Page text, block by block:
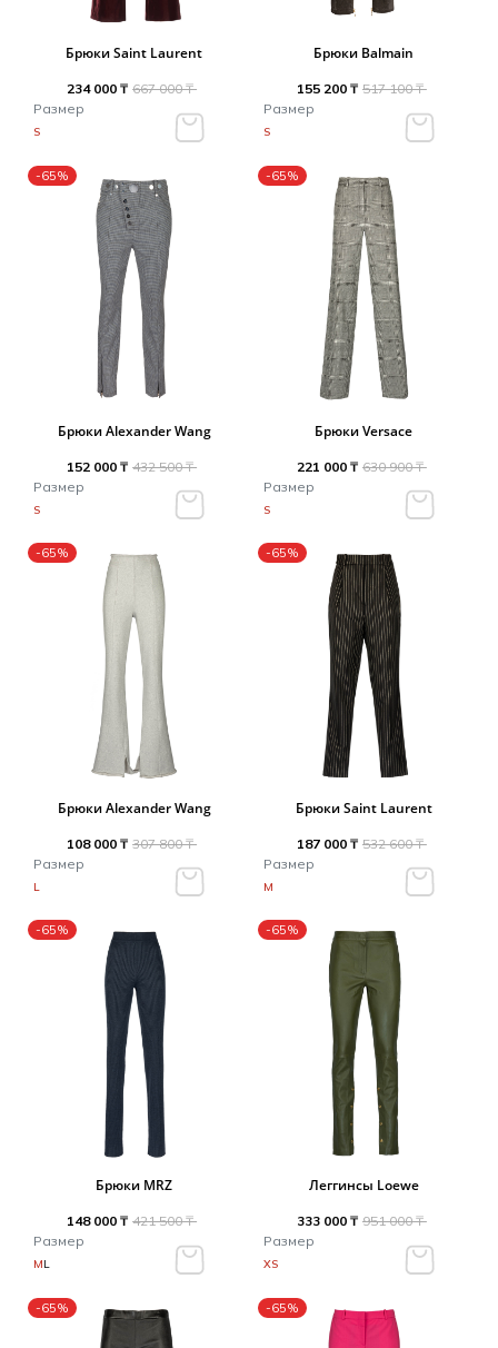
Брюки Saint Laurent
234 000 ₸ 667 000 ₸
Размер
S
Брюки Balmain
155 200 ₸ 517 100 ₸
Размер
S
-65%
Брюки Alexander Wang
152 000 ₸ 432 500 ₸
Размер
S
-65%
Брюки Versace
221 000 ₸ 630 900 ₸
Размер
S
-65%
Брюки Alexander Wang
108 000 ₸ 307 800 ₸
Размер
L
-65%
Брюки Saint Laurent
187 000 ₸ 532 600 ₸
Размер
M
-65%
Брюки MRZ
148 000 ₸ 421 500 ₸
Размер
ML
-65%
Леггинсы Loewe
333 000 ₸ 951 000 ₸
Размер
XS
-65% -65%